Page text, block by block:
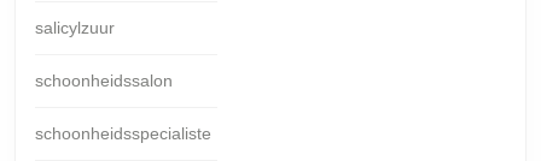
salicylzuur
schoonheidssalon
schoonheidsspecialiste